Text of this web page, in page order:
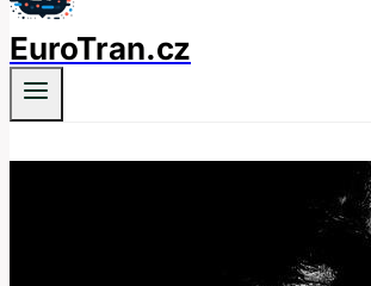
EuroTran.cz